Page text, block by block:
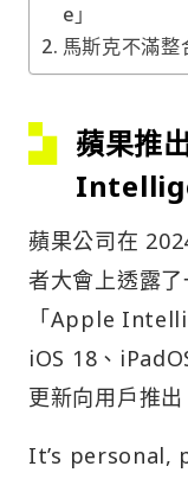
e」
馬斯克不滿
蘋果推
蘋果公司在
者大會上透露
「Apple
iOS 18、
更新向用戶推出
It’s